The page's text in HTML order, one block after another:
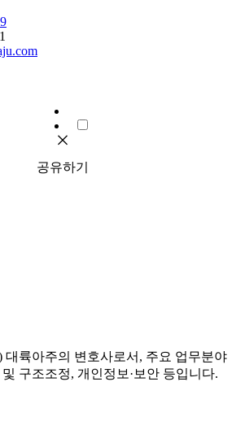
공유하기
대륙아주의 변호사로서, 주요 업무분야
구조조정, 개인정보·보안 등입니다.